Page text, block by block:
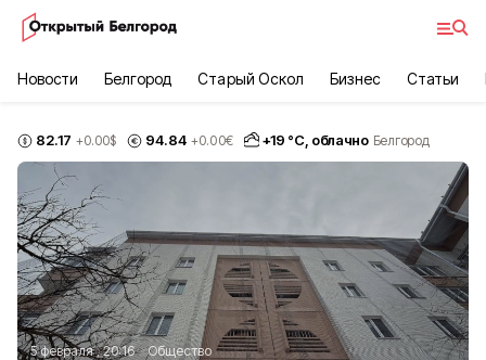
Новости Белгород Старый Оскол Бизнес Статьи
82.17 +0.00$ 94.84 +0.00€ +19 °С, облачно Белгород
5 февраля , 20:16
Общество